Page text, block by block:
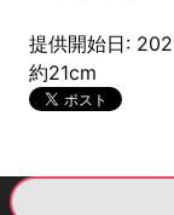
提供開始日:
約21cm